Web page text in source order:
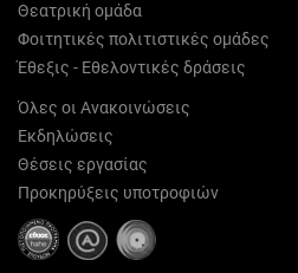
Θεατρική ομάδα
Φοιτητικές πολιτιστικές ομάδες
Έθεξις - Εθελοντικές δράσεις
Όλες οι Ανακοινώσεις
Εκδηλώσεις
Θέσεις εργασίας
Προκηρύξεις υποτροφιών